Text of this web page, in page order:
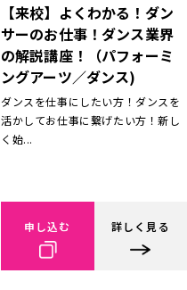
【来校】よくわかる！ダン
サーのお仕事！ダンス業界
の解説講座！（パフォーミ
ングアーツ／ダンス)
ダンスを仕事にしたい方！ダンスを
活かしてお仕事に繋げたい方！新し
く始...
申し込む 詳しく見る